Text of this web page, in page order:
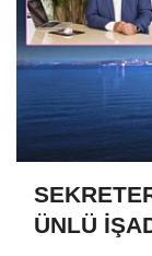
ÜNLÜ